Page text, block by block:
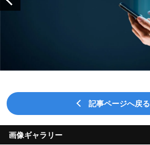
記事ページへ戻る
画像ギャラリー